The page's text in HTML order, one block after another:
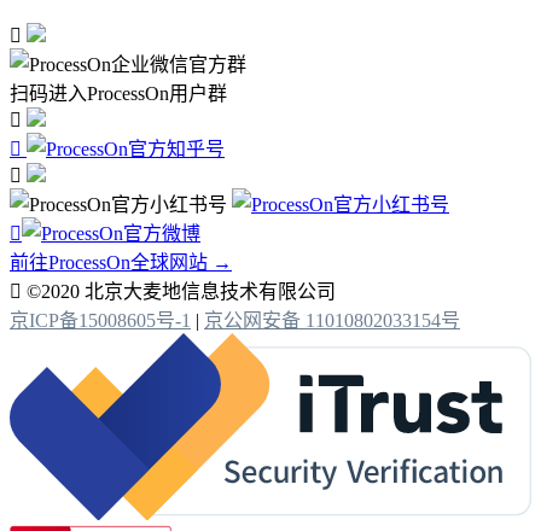

扫码进入ProcessOn用户群




前往ProcessOn全球网站 →
 ©2020 北京大麦地信息技术有限公司
京ICP备15008605号-1 | 京公网安备 11010802033154号